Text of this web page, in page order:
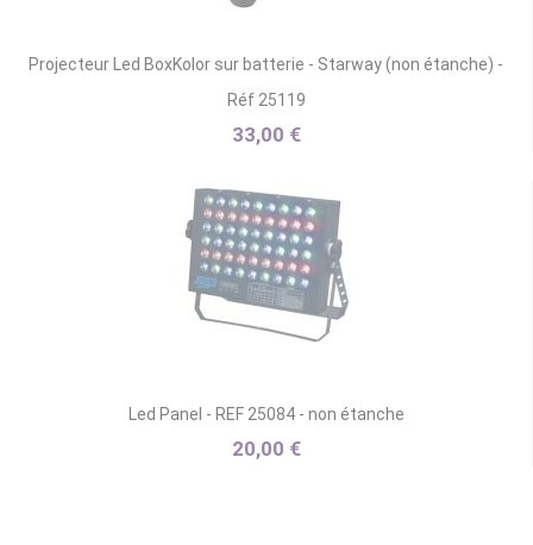
Projecteur Led BoxKolor sur batterie - Starway (non étanche) -
Réf 25119
33,00 €
Led Panel - REF 25084 - non étanche
20,00 €